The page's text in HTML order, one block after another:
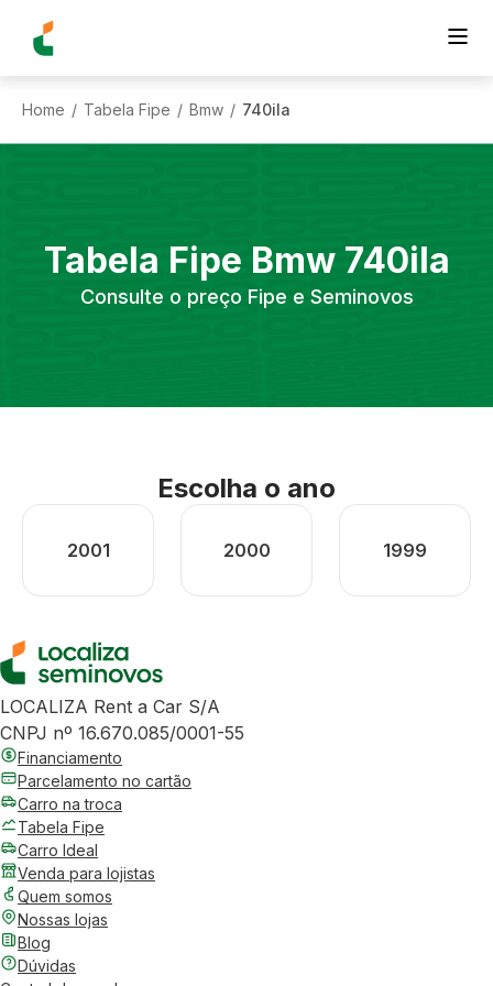
Home / Tabela Fipe / Bmw / 740ila
Tabela Fipe Bmw 740ila
Consulte o preço Fipe e Seminovos
Escolha o ano
2001 2000 1999
LOCALIZA Rent a Car S/A
CNPJ nº 16.670.085/0001-55
Financiamento
Parcelamento no cartão
Carro na troca
Tabela Fipe
Carro Ideal
Venda para lojistas
Quem somos
Nossas lojas
Blog
Dúvidas